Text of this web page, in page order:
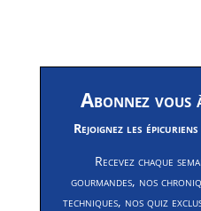
Abonnez
Rejoignez les
Recevez chaque
gourmandes, nos
techniques, nos quiz